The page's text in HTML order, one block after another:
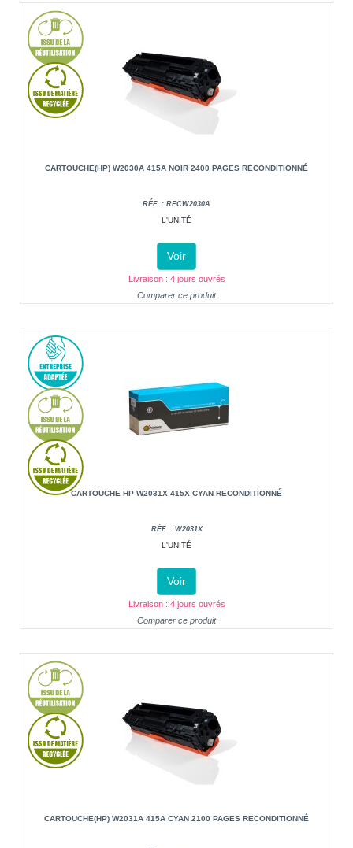
CARTOUCHE(HP) W2030A 415A NOIR 2400 PAGES RECONDITIONNÉ
RÉF. : RECW2030A
L'UNITÉ
Voir
Livraison : 4 jours ouvrés
Comparer ce produit
CARTOUCHE HP W2031X 415X CYAN RECONDITIONNÉ
RÉF. : W2031X
L'UNITÉ
Voir
Livraison : 4 jours ouvrés
Comparer ce produit
CARTOUCHE(HP) W2031A 415A CYAN 2100 PAGES RECONDITIONNÉ